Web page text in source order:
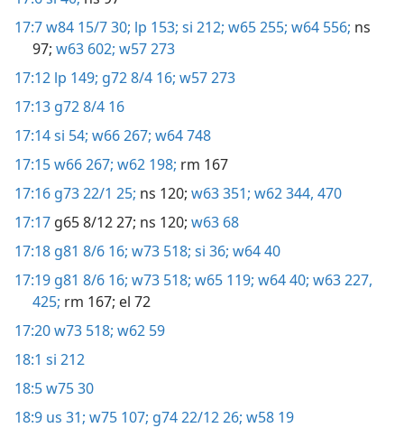
17:7w84 15/7 30; lp 153; si 212; w65 255; w64 556; ns
97; w63 602; w57 273
17:12 lp 149; g72 8/4 16; w57 273
17:13 g72 8/4 16
17:14si 54; w66 267; w64 748
17:15w66 267; w62 198; rm 167
17:16 g73 22/1 25; ns 120; w63 351; w62 344, 470
17:17 g65 8/12 27; ns 120; w63 68
17:18 g81 8/6 16; w73 518; si 36; w64 40
17:19 g81 8/6 16; w73 518; w65 119; w64 40; w63 227,
425; rm 167; el 72
17:20w73 518; w62 59
18:1 si 212
18:5w75 30
18:9 us 31; w75 107; g74 22/12 26; w58 19